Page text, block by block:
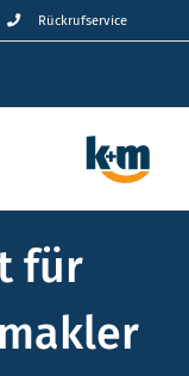
Rückrufservice
für